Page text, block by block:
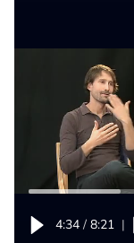
4:34 / 8:21 |